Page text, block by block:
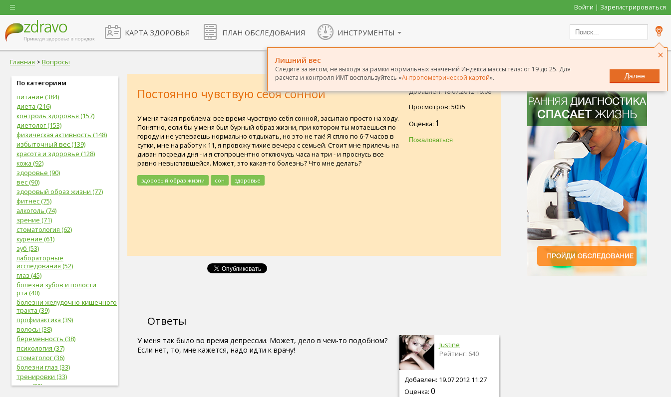
Войти | Зарегистрироваться
КАРТА ЗДОРОВЬЯ ПЛАН ОБСЛЕДОВАНИЯ ИНСТРУМЕНТЫ
×
Лишний вес
Следите за весом, не выходя за рамки нормальных значений Индекса массы тела: от 19 до 25. Для
расчета и контроля ИМТ воспользуйтесь «Антропометрической картой». Далее
Главная > Вопросы
По категориям
питание (384)
диета (216)
контроль здоровья (157)
диетолог (153)
физическая активность (148)
избыточный вес (139)
красота и здоровье (128)
кожа (92)
здоровье (90)
вес (90)
здоровый образ жизни (77)
фитнес (75)
алкоголь (74)
зрение (71)
стоматология (62)
курение (61)
зуб (53)
лабораторные
исследования (52)
глаз (45)
болезни зубов и полости
рта (40)
болезни желудочно-кишечного
тракта (39)
профилактика (39)
волосы (38)
беременность (38)
психология (37)
стоматолог (36)
болезни глаз (33)
тренировки (33)
нога (32)
Добавлен: 18.07.2012 16:08
Просмотров: 5035
Оценка: 1
Постоянно чувствую себя сонной
У меня такая проблема: все время чувствую себя сонной, засыпаю просто на ходу.
Понятно, если бы у меня был бурный образ жизни, при котором ты мотаешься по
городу и не успеваешь нормально отдыхать, но это не так! Я сплю по 6-7 часов в
сутки, мне на работу к 11, я провожу тихие вечера с семьей. Стоит мне прилечь на
диван посреди дня - и я стопроцентно отключусь часа на три - и проснусь все
равно невыспавшейся. Может, это какая-то болезнь? Что мне делать?
здоровый образ жизни сон здоровье
Ответы
Justine
Рейтинг: 640
Добавлен: 19.07.2012 11:27
Оценка: 0
У меня так было во время депрессии. Может, дело в чем-то подобном?
Если нет, то, мне кажется, надо идти к врачу!